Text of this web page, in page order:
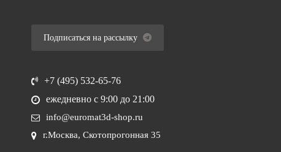
Подписаться на рассылку
+7 (495) 532-65-76
ежедневно с 9:00 до 21:00
info@euromat3d-shop.ru
г.Москва, Скотопрогонная 35